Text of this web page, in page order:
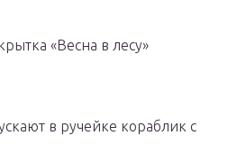
«Весна в лесу»
в ручейке кораблик с